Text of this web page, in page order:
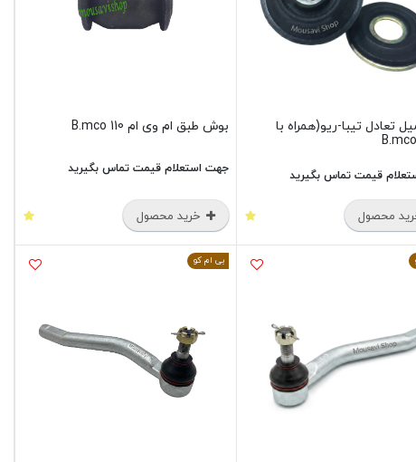
تعادل تیبا-ریو(همراه با
قیمت تماس بگیرید
محصول
بوش طبق ام وی ام 110 B.mco
جهت استعلام قیمت تماس بگیرید
خرید محصول
بی ام کو